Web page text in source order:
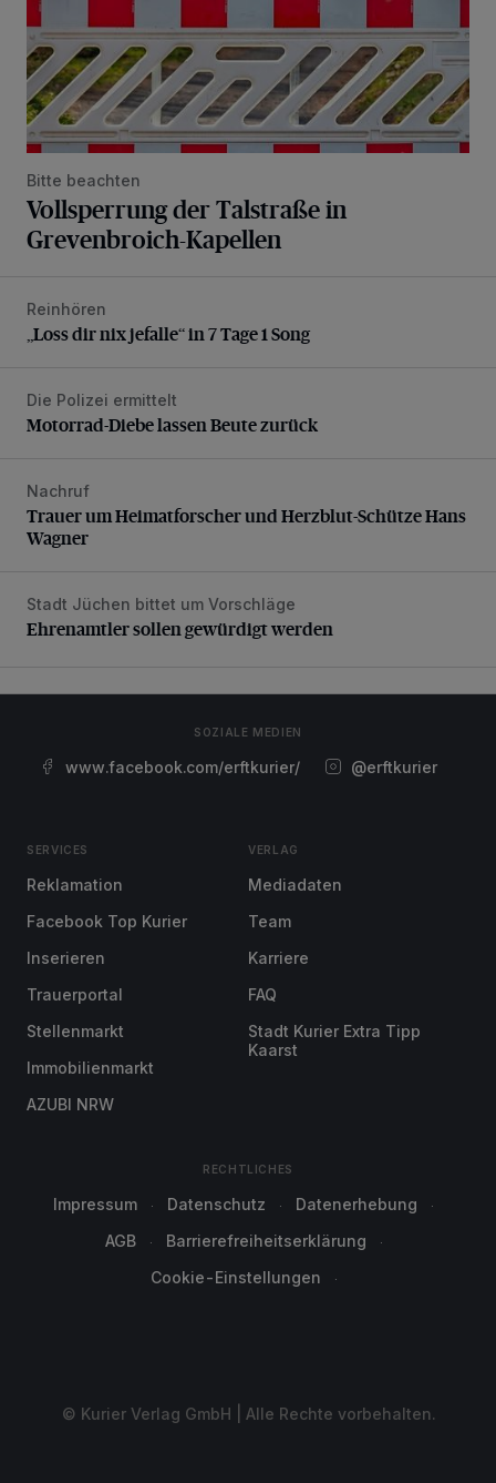
Bitte beachten
Vollsperrung der Talstraße in
Grevenbroich-Kapellen
„Loss dir nix jefalle“ in 7 Tage 1 Song
Reinhören
„Loss dir nix jefalle“ in 7 Tage 1 Song
Motorrad-Diebe lassen Beute zurück
Die Polizei ermittelt
Motorrad-Diebe lassen Beute zurück
Trauer um Heimatforscher und Herzblut-Schütze Hans
Nachruf
Trauer um Heimatforscher und Herzblut-Schütze Hans
Wagner
Ehrenamtler sollen gewürdigt werden
Stadt Jüchen bittet um Vorschläge
Ehrenamtler sollen gewürdigt werden
SOZIALE MEDIEN
www.facebook.com/erftkurier/ @erftkurier
SERVICES
Reklamation
Facebook Top Kurier
Inserieren
Trauerportal
Stellenmarkt
Immobilienmarkt
AZUBI NRW
VERLAG
Mediadaten
Team
Karriere
FAQ
Stadt Kurier Extra Tipp
Kaarst
RECHTLICHES
Impressum Datenschutz
Datenerhebung
AGB
Barrierefreiheitserklärung
Cookie-Einstellungen
© Kurier Verlag GmbH | Alle Rechte vorbehalten.